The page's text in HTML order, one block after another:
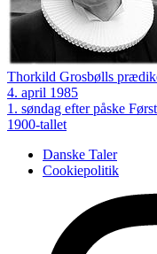
Thorkild Grosbølls
4. april 1985
1. søndag efter påske
1900-tallet
Danske Taler
Cookiepolitik